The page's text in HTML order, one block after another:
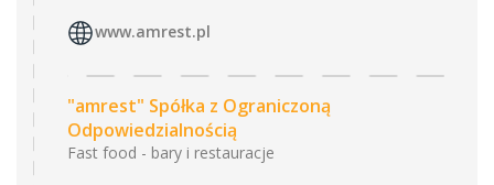
www.amrest.pl
"amrest" Spółka z Ograniczoną
Odpowiedzialnością
Fast food - bary i restauracje